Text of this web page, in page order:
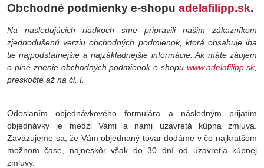
Obchodné podmienky e-shopu adelafilipp.sk.
Na nasledujúcich riadkoch sme pripravili našim zákazníkom
zjednodušenú verziu obchodných podmienok, ktorá obsahuje iba
tie najpodstatnejšie a najzákladnejšie informácie. Ak máte záujem
o plné znenie obchodných podmienok e-shopu www.adelafilipp.sk,
preskočte až na čl. I.
Odoslaním objednávkového formulára a následným prijatím
objednávky je medzi Vami a nami uzavretá kúpna zmluva.
Zaväzujeme sa, že Vám objednaný tovar dodáme v čo najkratšom
možnom čase, najneskôr však do 30 dní od uzavretia kúpnej
zmluvy.